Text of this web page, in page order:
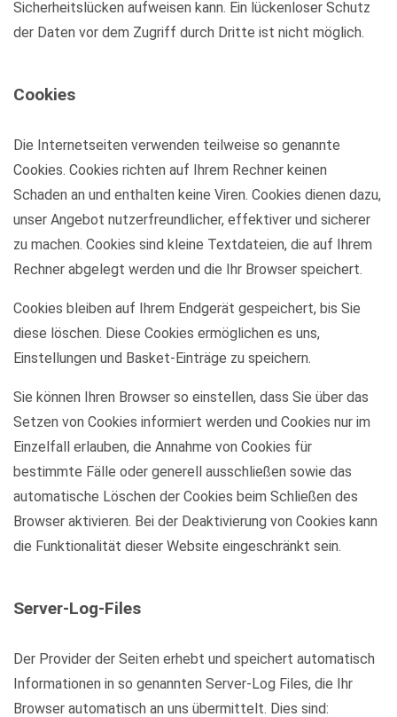
Sicherheitslücken aufweisen kann. Ein lückenloser Schutz
der Daten vor dem Zugriff durch Dritte ist nicht möglich.
Cookies
Die Internetseiten verwenden teilweise so genannte
Cookies. Cookies richten auf Ihrem Rechner keinen
Schaden an und enthalten keine Viren. Cookies dienen dazu,
unser Angebot nutzerfreundlicher, effektiver und sicherer
zu machen. Cookies sind kleine Textdateien, die auf Ihrem
Rechner abgelegt werden und die Ihr Browser speichert.
Cookies bleiben auf Ihrem Endgerät gespeichert, bis Sie
diese löschen. Diese Cookies ermöglichen es uns,
Einstellungen und Basket-Einträge zu speichern.
Sie können Ihren Browser so einstellen, dass Sie über das
Setzen von Cookies informiert werden und Cookies nur im
Einzelfall erlauben, die Annahme von Cookies für
bestimmte Fälle oder generell ausschließen sowie das
automatische Löschen der Cookies beim Schließen des
Browser aktivieren. Bei der Deaktivierung von Cookies kann
die Funktionalität dieser Website eingeschränkt sein.
Server-Log-Files
Der Provider der Seiten erhebt und speichert automatisch
Informationen in so genannten Server-Log Files, die Ihr
Browser automatisch an uns übermittelt. Dies sind: